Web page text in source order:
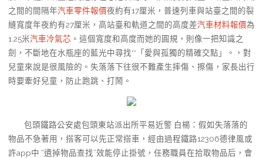
之間的間隔年汽車零件報價夜約有17厘米，普速列車與站臺之間的裂
縫寬度年夜約有27厘米，高站臺和軌道之間的高度差汽車材料報價為
1.25米汽車冷氣芯 。這個寬度和高度而她的圓規，則像一把知識之
劍，不斷地在水瓶座的藍光中尋找**「愛與孤獨的精確交點」。，對
兒童來說是很風險的。失落落下往很不難產生摔傷、擦傷，家長出行
時要牽好兒童，防止跑跳、打鬧。
包頭鐵路公安處包頭東站派出所平易近警 白楊：假如失落落的
物品不急著用，搭客可以先正常搭車，經由過程鐵路12306德律風或
許app中 “遺掉物品查找”效能停止掛號，任務職員在拾取物品后，會